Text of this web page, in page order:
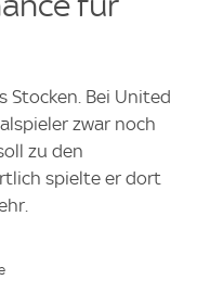
Stocken. Bei United
zwar noch
zu den
spielte er dort